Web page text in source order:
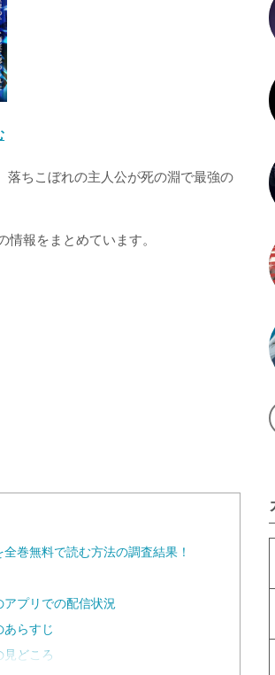
落ちこぼれの主人公が死の淵で最強の
情報をまとめています。
巻無料で読む方法の調査結果！
プリでの配信状況
らすじ
どころ